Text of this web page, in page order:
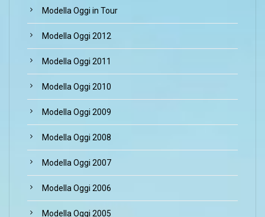
Modella Oggi in Tour
Modella Oggi 2012
Modella Oggi 2011
Modella Oggi 2010
Modella Oggi 2009
Modella Oggi 2008
Modella Oggi 2007
Modella Oggi 2006
Modella Oggi 2005